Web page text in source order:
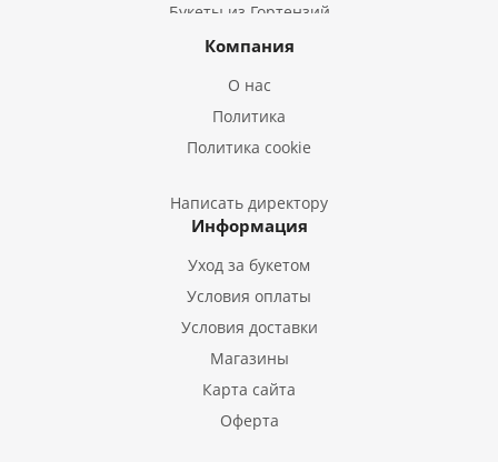
Букеты из Гортензий
Букеты из Ирисов
Букеты из Эустом
Букеты из Гладиолусов
Букеты из Тюльпанов
Компания
О нас
Политика
Политика cookie
Написать директору
Информация
Уход за букетом
Условия оплаты
Условия доставки
Магазины
Карта сайта
Оферта